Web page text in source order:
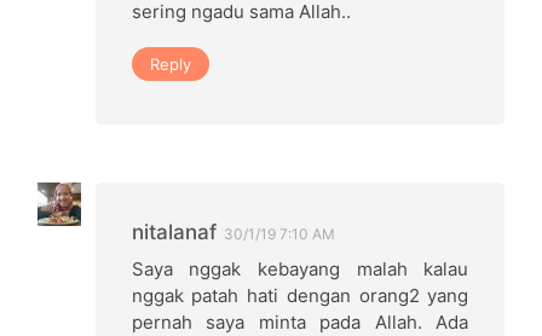
sering ngadu sama Allah..
Reply
nitalanaf 30/1/19 7:10 AM
Saya nggak kebayang malah kalau
nggak patah hati dengan orang2 yang
pernah saya minta pada Allah. Ada